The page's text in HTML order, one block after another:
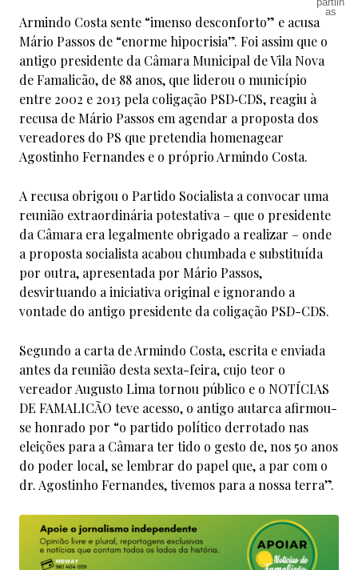
Armindo Costa sente “imenso desconforto” e acusa
Mário Passos de “enorme hipocrisia”. Foi assim que o
antigo presidente da Câmara Municipal de Vila Nova
de Famalicão, de 88 anos, que liderou o município
entre 2002 e 2013 pela coligação PSD‑CDS, reagiu à
recusa de Mário Passos em agendar a proposta dos
vereadores do PS que pretendia homenagear
Agostinho Fernandes e o próprio Armindo Costa.
A recusa obrigou o Partido Socialista a convocar uma
reunião extraordinária potestativa – que o presidente
da Câmara era legalmente obrigado a realizar – onde
a proposta socialista acabou chumbada e substituída
por outra, apresentada por Mário Passos,
desvirtuando a iniciativa original e ignorando a
vontade do antigo presidente da coligação PSD-CDS.
Segundo a carta de Armindo Costa, escrita e enviada
antes da reunião desta sexta-feira, cujo teor o
vereador Augusto Lima tornou público e o NOTÍCIAS
DE FAMALICÃO teve acesso, o antigo autarca afirmou-
se honrado por “o partido político derrotado nas
eleições para a Câmara ter tido o gesto de, nos 50 anos
do poder local, se lembrar do papel que, a par com o
dr. Agostinho Fernandes, tivemos para a nossa terra”.